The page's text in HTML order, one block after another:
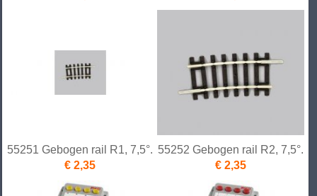
55251 Gebogen rail R1, 7,5°.
€ 2,35
55252 Gebogen rail R2, 7,5°.
€ 2,35